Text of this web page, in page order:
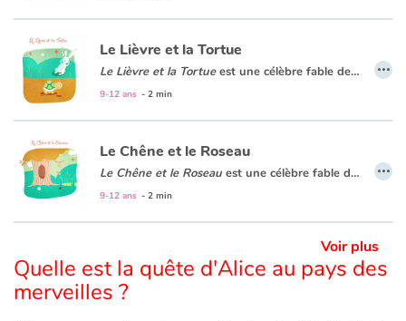
Livre audio
Activités et ateliers
Apprendre les langues
Dyslexie, troubles de la lecture
Les plus lus
Le Lièvre et la Tortue
Le Lièvre et la Tortueest une célèbre fable de Jean de La Fontaine qui dénonce la vanité en faveur de la persévérance.
9-12 ans - 2 min
…
Le Chêne et le Roseau
Le Chêne et le Roseau est une célèbre fable de Jean de La Fontaine
9-12 ans - 2 min
…
Voir plus
Quelle est la quête d'Alice au pays des
merveilles ?